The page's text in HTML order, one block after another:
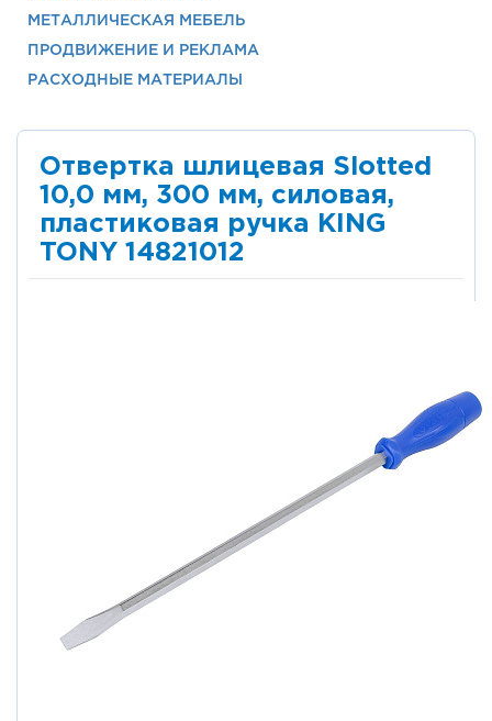
МЕТАЛЛИЧЕСКАЯ МЕБЕЛЬ
ПРОДВИЖЕНИЕ И РЕКЛАМА
РАСХОДНЫЕ МАТЕРИАЛЫ
Отвертка шлицевая Slotted
10,0 мм, 300 мм, силовая,
пластиковая ручка KING
TONY 14821012